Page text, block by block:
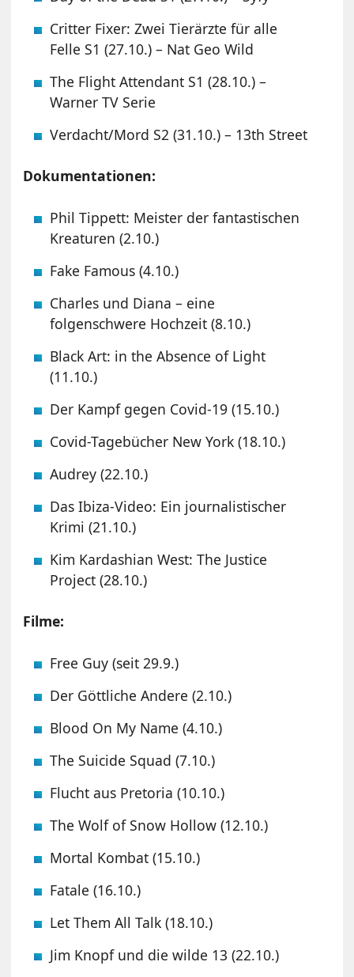
Critter Fixer: Zwei Tierärzte für alle
Felle S1 (27.10.) – Nat Geo Wild
The Flight Attendant S1 (28.10.) –
Warner TV Serie
Verdacht/Mord S2 (31.10.) – 13th Street
Dokumentationen:
Phil Tippett: Meister der fantastischen
Kreaturen (2.10.)
Fake Famous (4.10.)
Charles und Diana – eine
folgenschwere Hochzeit (8.10.)
Black Art: in the Absence of Light
(11.10.)
Der Kampf gegen Covid-19 (15.10.)
Covid-Tagebücher New York (18.10.)
Audrey (22.10.)
Das Ibiza-Video: Ein journalistischer
Krimi (21.10.)
Kim Kardashian West: The Justice
Project (28.10.)
Filme:
Free Guy (seit 29.9.)
Der Göttliche Andere (2.10.)
Blood On My Name (4.10.)
The Suicide Squad (7.10.)
Flucht aus Pretoria (10.10.)
The Wolf of Snow Hollow (12.10.)
Mortal Kombat (15.10.)
Fatale (16.10.)
Let Them All Talk (18.10.)
Jim Knopf und die wilde 13 (22.10.)